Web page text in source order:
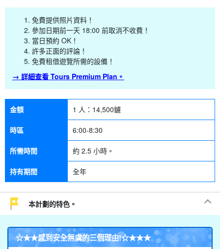
免費提供照片資料！
參加日期前一天 18:00 前取消不收費！
當日預約 OK！
許多正面的評論！
免費租借遊覽所需的設備！
→ 詳細查看 Tours Premium Plan。
金額 1 人： 14,500鑢
時區 6:00-8:30
所需時間 約 2.5 小時。
持有期間 全年
本計劃的特色。
☆★★感到安全無虞的三個理由!☆★★★